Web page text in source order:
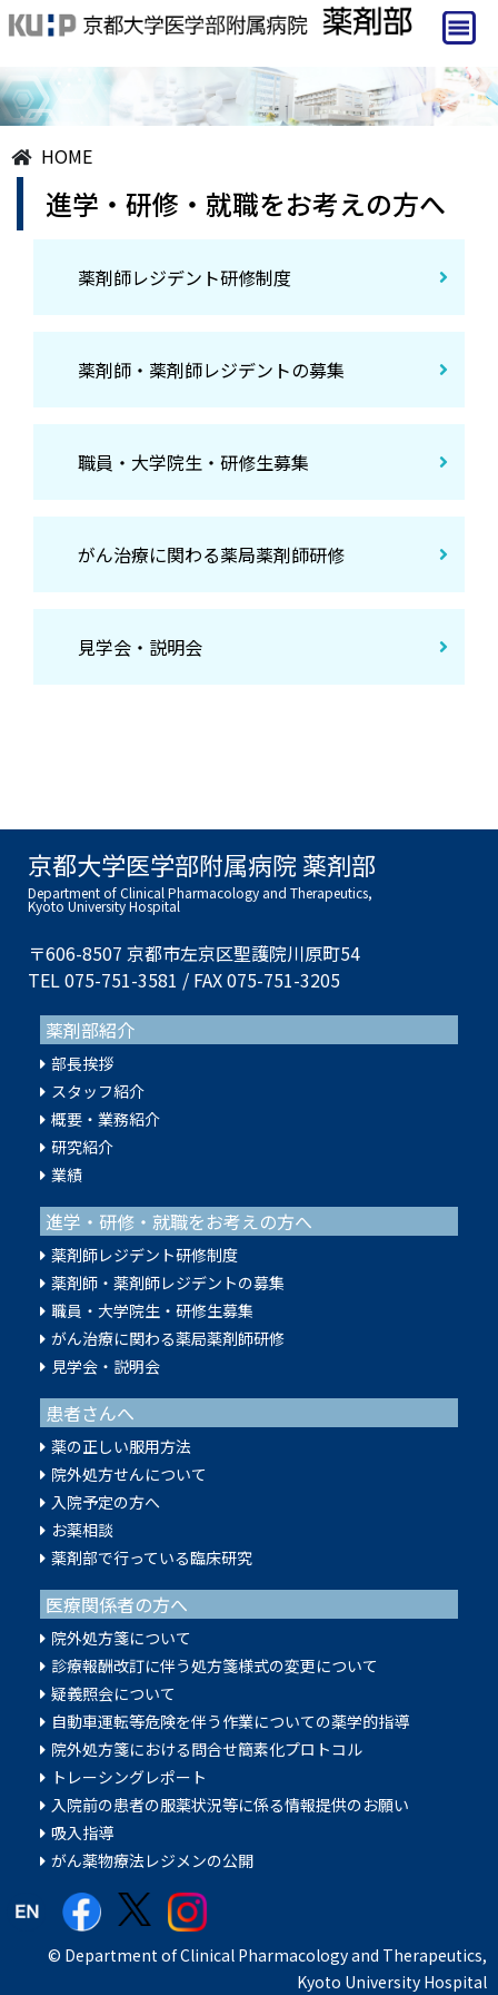
HOME
進学・研修・就職をお考えの方へ
薬剤師レジデント研修制度
薬剤師・薬剤師レジデントの募集
職員・⼤学院⽣・研修生募集
がん治療に関わる薬局薬剤師研修
見学会・説明会
京都大学医学部附属病院 薬剤部
Department of Clinical Pharmacology and Therapeutics,
Kyoto University Hospital
〒606-8507 京都市左京区聖護院川原町54
TEL 075-751-3581 / FAX 075-751-3205
薬剤部紹介
部長挨拶
スタッフ紹介
概要・業務紹介
研究紹介
業績
進学・研修・就職をお考えの方へ
薬剤師レジデント研修制度
薬剤師・薬剤師レジデントの募集
職員・大学院生・研修生募集
がん治療に関わる薬局薬剤師研修
見学会・説明会
患者さんへ
薬の正しい服用方法
院外処方せんについて
入院予定の方へ
お薬相談
薬剤部で行っている臨床研究
医療関係者の方へ
院外処方箋について
診療報酬改訂に伴う処方箋様式の変更について
疑義照会について
⾃動⾞運転等危険を伴う作業についての薬学的指導
院外処方箋における問合せ簡素化プロトコル
トレーシングレポート
入院前の患者の服薬状況等に係る情報提供のお願い
吸⼊指導
がん薬物療法レジメンの公開
© Department of Clinical Pharmacology and Therapeutics,
Kyoto University Hospital